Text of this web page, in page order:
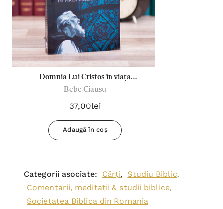
Domnia Lui Cristos în viața
credinciosului (Com. Iacov)
Bebe Ciausu
37,00lei
Adaugă în coș
Categorii asociate: Cărți, Studiu Biblic,
Comentarii, meditații & studii biblice,
Societatea Biblica din Romania